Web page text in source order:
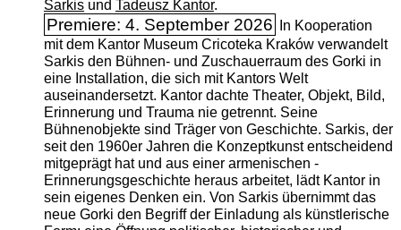
Sarkisund Tadeusz Kantor.
Premiere: 4. September 2026
In Kooperation
mit dem Kantor Museum Cricoteka Kraków verwandelt
Sarkis den Bühnen- und Zuschauerraum des Gorki in
eine Installation, die sich mit Kantors Welt
auseinandersetzt. Kantor dachte Theater, Objekt, Bild,
Erinnerung und Trauma nie getrennt. Seine
Bühnenobjekte sind Träger von Geschichte. Sarkis, der
seit den 1960er Jahren die Konzeptkunst entscheidend
mitgeprägt hat und aus einer armenischen ­
Erinnerungsgeschichte heraus arbeitet, lädt Kantor in
sein eigenes Denken ein. Von Sarkis übernimmt das
neue Gorki den Begriff der Einladung als künstlerische